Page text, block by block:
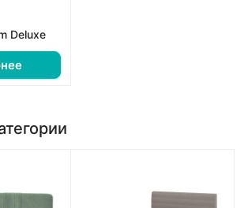
Deluxe